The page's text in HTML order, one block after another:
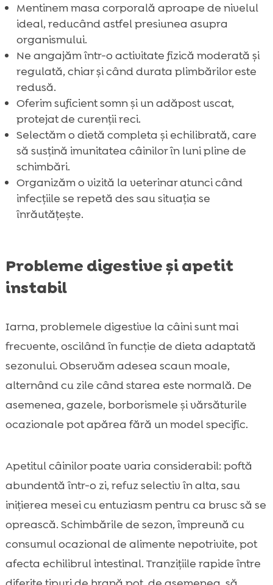
Mentinem masa corporală aproape de nivelul
ideal, reducând astfel presiunea asupra
organismului.
Ne angajăm într-o activitate fizică moderată și
regulată, chiar și când durata plimbărilor este
redusă.
Oferim suficient somn și un adăpost uscat,
protejat de curenții reci.
Selectăm o dietă completa și echilibrată, care
să susțină imunitatea câinilor în luni pline de
schimbări.
Organizăm o vizită la veterinar atunci când
infecțiile se repetă des sau situația se
înrăutățește.
Probleme digestive și apetit
instabil
Iarna, problemele digestive la câini sunt mai
frecvente, oscilând în funcție de dieta adaptată
sezonului. Observăm adesea scaun moale,
alternând cu zile când starea este normală. De
asemenea, gazele, borborismele și vărsăturile
ocazionale pot apărea fără un model specific.
Apetitul câinilor poate varia considerabil: poftă
abundentă într-o zi, refuz selectiv în alta, sau
inițierea mesei cu entuziasm pentru ca brusc să se
oprească. Schimbările de sezon, împreună cu
consumul ocazional de alimente nepotrivite, pot
afecta echilibrul intestinal. Tranzițiile rapide între